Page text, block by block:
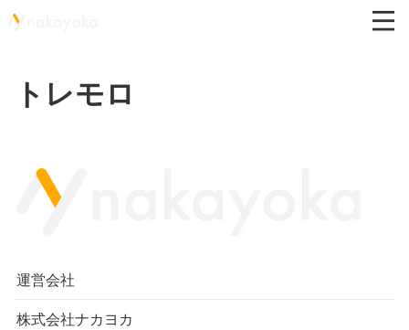
トレモロ
運営会社
株式会社ナカヨカ